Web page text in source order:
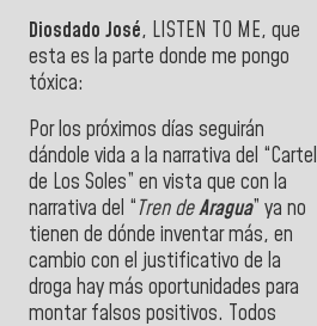
Diosdado José, LISTEN TO ME, que
esta es la parte donde me pongo
tóxica:
Por los próximos días seguirán
dándole vida a la narrativa del “Cartel
de Los Soles” en vista que con la
narrativa del “Tren deAragua” ya no
tienen de dónde inventar más, en
cambio con el justificativo de la
droga hay más oportunidades para
montar falsos positivos. Todos